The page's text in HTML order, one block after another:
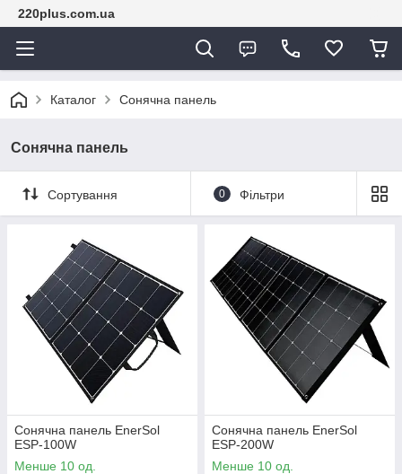
220plus.com.ua
Каталог Сонячна панель
Сонячна панель
Сортування 0 Фільтри
Сонячна панель EnerSol
ESP-100W
Менше 10 од.
Сонячна панель EnerSol
ESP-200W
Менше 10 од.